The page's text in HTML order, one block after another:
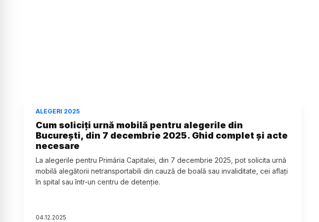
ALEGERI 2025
Cum soliciți urnă mobilă pentru alegerile din
București, din 7 decembrie 2025. Ghid complet și acte
necesare
La alegerile pentru Primăria Capitalei, din 7 decembrie 2025, pot solicita urnă
mobilă alegătorii netransportabili din cauză de boală sau invaliditate, cei aflați
în spital sau într-un centru de detenție.
04.12.2025